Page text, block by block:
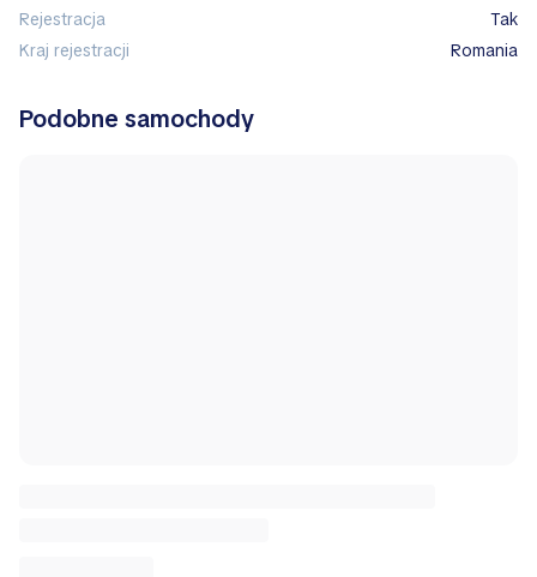
Rejestracja
Tak
Kraj rejestracji
Romania
Podobne samochody